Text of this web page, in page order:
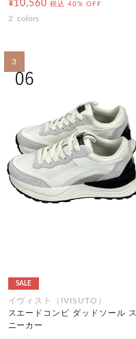
¥10,560 税込 40% OFF
2 colors
3
SALE
イヴィスト（IVISUTO）
スエードコンビ ダッドソール ス
ニーカー